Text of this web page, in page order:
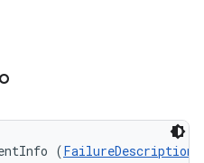
(FailureDescription